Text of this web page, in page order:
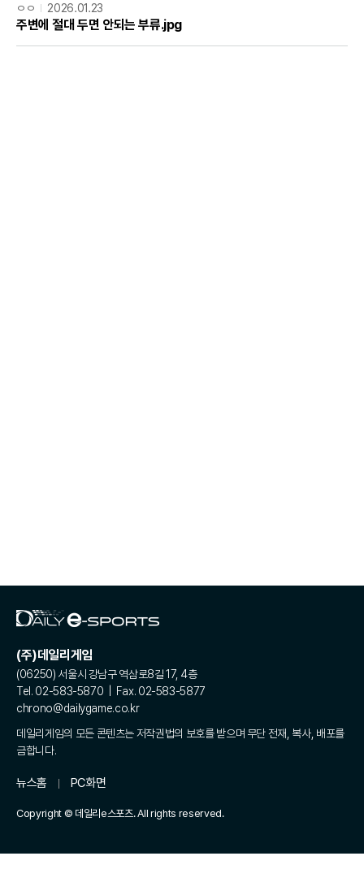
ㅇㅇ 2026.01.23
주변에 절대 두면 안되는 부류.jpg
(주)데일리게임
(06250) 서울시 강남구 역삼로8길 17, 4층
Tel. 02-583-5870 | Fax. 02-583-5877
chrono@dailygame.co.kr
데일리게임의 모든 콘텐츠는 저작권법의 보호를 받으며 무단 전재, 복사, 배포를
금합니다.
뉴스홈 PC화면
Copyright © 데일리e스포츠. All rights reserved.